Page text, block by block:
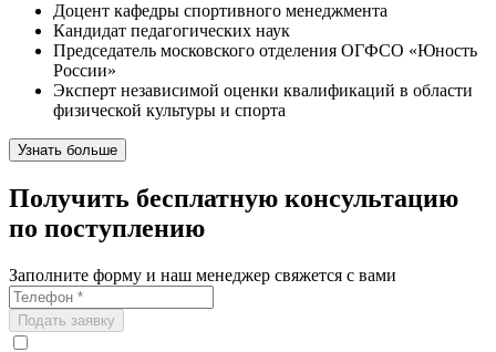
Доцент кафедры спортивного менеджмента
Кандидат педагогических наук
Председатель московского отделения ОГФСО «Юность
России»
Эксперт независимой оценки квалификаций в области
физической культуры и спорта
Узнать больше
Получить бесплатную консультацию
по поступлению
Заполните форму и наш менеджер свяжется с вами
Подать заявку